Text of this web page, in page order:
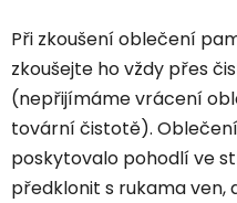
Při zkoušení oblečení
zkoušejte ho vždy přes
(nepřijímáme vrácení
tovární čistotě).
poskytovalo pohodlí ve
předklonit s rukama ven,